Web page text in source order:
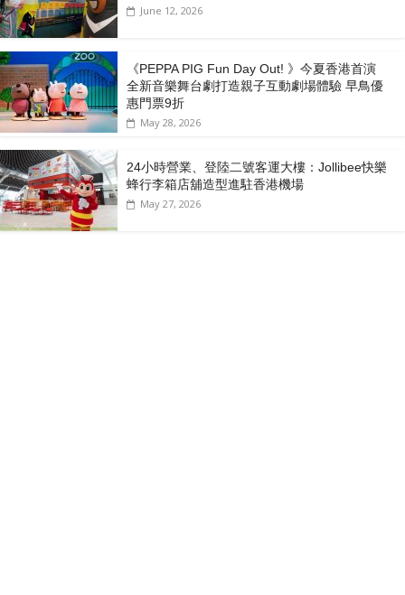
June 12, 2026
《PEPPA PIG Fun Day Out! 》今夏香港首演
全新音樂舞台劇打造親子互動劇場體驗 早鳥優
惠門票9折
May 28, 2026
24小時營業、登陸二號客運大樓：Jollibee快樂
蜂行李箱店舖造型進駐香港機場
May 27, 2026